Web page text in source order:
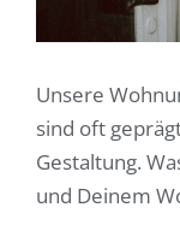
Unsere
sind oft
Gestaltung.
und Deinem